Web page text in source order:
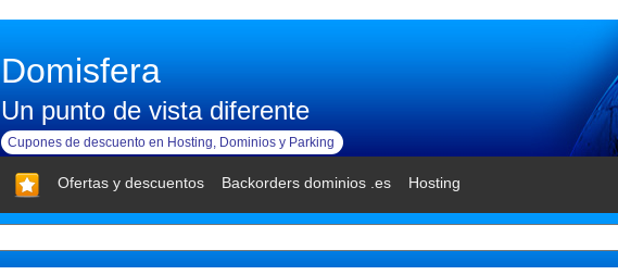
Domisfera
Un punto de vista diferente
Cupones de descuento en Hosting, Dominios y Parking
Ofertas y descuentos Backorders dominios .es Hosting